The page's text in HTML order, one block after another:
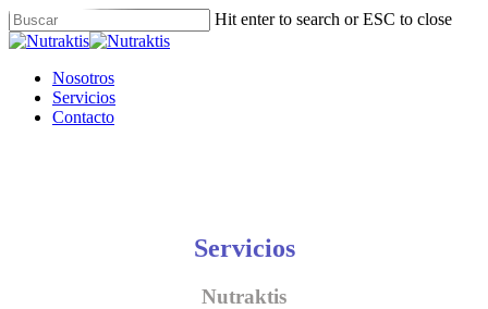
Skip
to
content
Hit enter to search or ESC to close
Close
Menu
Nosotros
Servicios
Contacto
Servicios
Nutraktis